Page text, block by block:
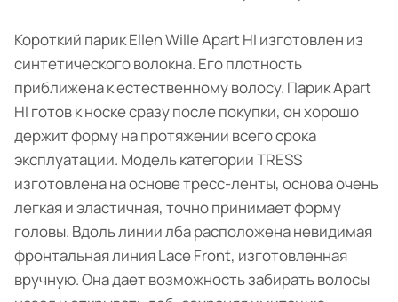
Короткий парик Ellen Wille Apart HI изготовлен из
синтетического волокна. Его плотность
приближена к естественному волосу. Парик Apart
HI готов к носке сразу после покупки, он хорошо
держит форму на протяжении всего срока
эксплуатации. Модель категории TRESS
изготовлена на основе тресс-ленты, основа очень
легкая и эластичная, точно принимает форму
головы. Вдоль линии лба расположена невидимая
фронтальная линия Lace Front, изготовленная
вручную. Она дает возможность забирать волосы